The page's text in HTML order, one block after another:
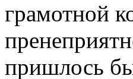
грамотной
пришлось